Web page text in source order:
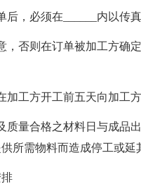
后，必须在______内以传
，否则在订单被加工方确
加工方开工前五天向加工
质量合格之材料日与成品
所需物料而造成停工或延